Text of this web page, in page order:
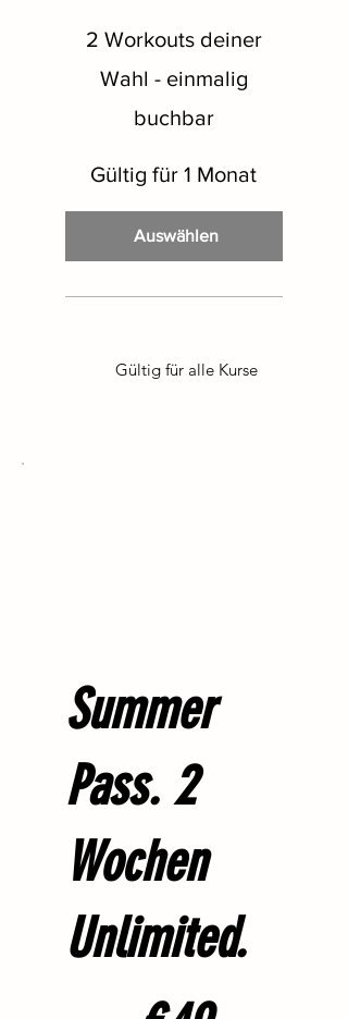
2 Workouts deiner
Wahl - einmalig
buchbar
Gültig für 1 Monat
Auswählen
Gültig für alle Kurse
Summer
Pass. 2
Wochen
Unlimited.